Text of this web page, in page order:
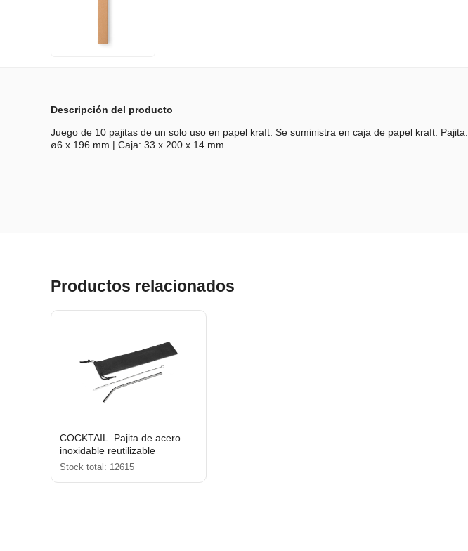
Descripción del producto
Juego de 10 pajitas de un solo uso en papel kraft. Se suministra en caja de papel kraft. Pajita:
ø6 x 196 mm | Caja: 33 x 200 x 14 mm
Productos relacionados
COCKTAIL. Pajita de acero
inoxidable reutilizable
Stock total: 12615